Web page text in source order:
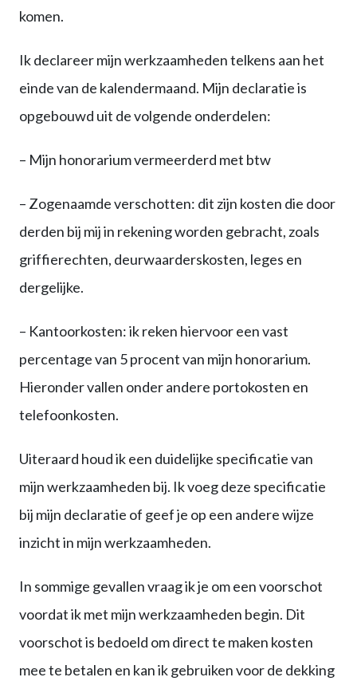
komen.
Ik declareer mijn werkzaamheden telkens aan het
einde van de kalendermaand. Mijn declaratie is
opgebouwd uit de volgende onderdelen:
– Mijn honorarium vermeerderd met btw
– Zogenaamde verschotten: dit zijn kosten die door
derden bij mij in rekening worden gebracht, zoals
griffierechten, deurwaarderskosten, leges en
dergelijke.
– Kantoorkosten: ik reken hiervoor een vast
percentage van 5 procent van mijn honorarium.
Hieronder vallen onder andere portokosten en
telefoonkosten.
Uiteraard houd ik een duidelijke specificatie van
mijn werkzaamheden bij. Ik voeg deze specificatie
bij mijn declaratie of geef je op een andere wijze
inzicht in mijn werkzaamheden.
In sommige gevallen vraag ik je om een voorschot
voordat ik met mijn werkzaamheden begin. Dit
voorschot is bedoeld om direct te maken kosten
mee te betalen en kan ik gebruiken voor de dekking